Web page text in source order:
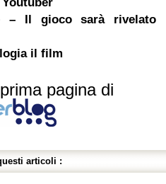
– Il gioco sarà rivelato
il film
pagina di
articoli :